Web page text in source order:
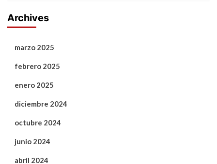
Archives
marzo 2025
febrero 2025
enero 2025
diciembre 2024
octubre 2024
junio 2024
abril 2024